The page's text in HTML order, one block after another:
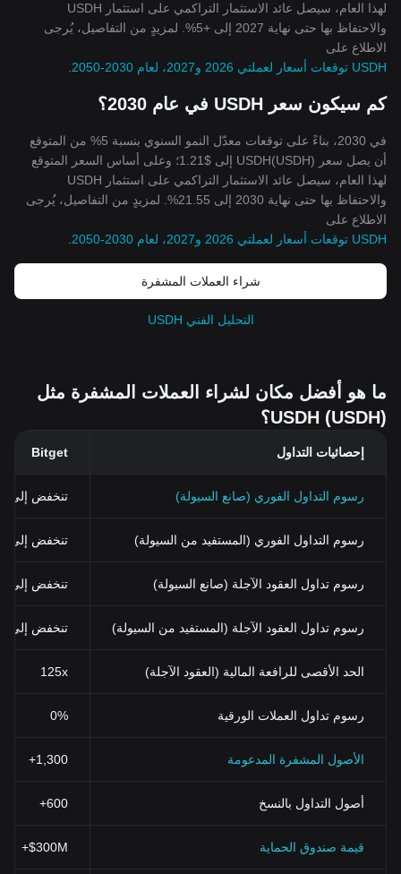
لهذا العام، سيصل عائد الاستثمار التراكمي على استثمار USDH
والاحتفاظ بها حتى نهاية 2027 إلى +5%. لمزيدٍ من التفاصيل، يُرجى
الاطلاع على
USDH توقعات أسعار لعملتي 2026 و2027، لعام 2030-2050
كم سيكون سعر USDH في عام 2030؟
في 2030، بناءً على توقعات معدّل النمو السنوي بنسبة 5% من المتوقع
أن يصل سعر USDH(USDH) إلى $1.21؛ وعلى أساس السعر المتوقع
لهذا العام، سيصل عائد الاستثمار التراكمي على استثمار USDH
والاحتفاظ بها حتى نهاية 2030 إلى 21.55%. لمزيدٍ من التفاصيل، يُرجى
الاطلاع على
USDH توقعات أسعار لعملتي 2026 و2027، لعام 2030-2050
شراء العملات المشفرة
التحليل الفني USDH
ما هو أفضل مكان لشراء العملات المشفرة مثل
USDH (USDH)؟
إحصائيات التداول Bitget
رسوم التداول الفوري (صانع السيولة) تنخفض إلى 0%
رسوم التداول الفوري (المستفيد من السيولة) تنخفض إلى 0.03% (0.024% باستخدام BGB)
رسوم تداول العقود الآجلة (صانع السيولة) تنخفض إلى 0%
رسوم تداول العقود الآجلة (المستفيد من السيولة) تنخفض إلى 0.02%
الحد الأقصى للرافعة المالية (العقود الآجلة) 125x
رسوم تداول العملات الورقية 0%
الأصول المشفرة المدعومة 1,300+
أصول التداول بالنسخ 600+
قيمة صندوق الحماية $300M+